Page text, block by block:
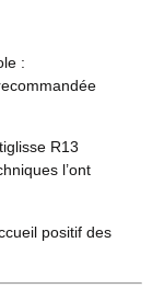
:
R13
l’ont
positif des